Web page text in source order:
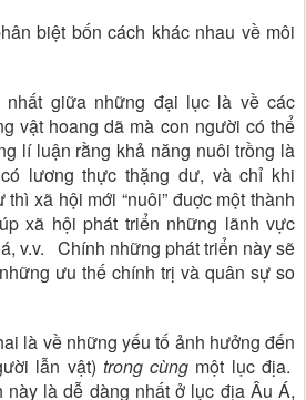
biệt bốn cách khác nhau về môi
nhất giữa những đại lục là về các
vật hoang dã mà con người có thể
lí luận rằng khả năng nuôi trồng là
lương thực thặng dư, và chỉ khi
xã hội mới “nuôi” đuợc một thành
xã hội phát triển những lãnh vực
v.v. Chính những phát triển này sẽ
ưu thế chính trị và quân sự so
là về những yếu tố ảnh hưởng đến
lẫn vật) trong cùng một lục địa.
là dễ dàng nhất ở lục địa Âu Á,